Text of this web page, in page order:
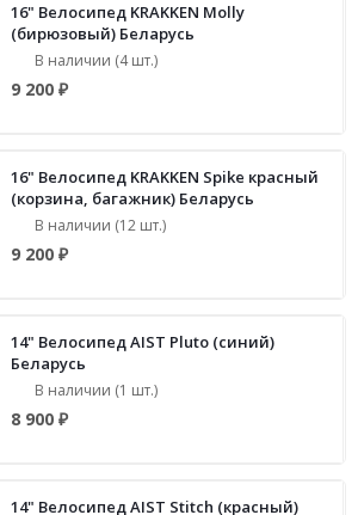
16" Велосипед KRAKKEN Molly
(бирюзовый) Беларусь
В наличии (4 шт.)
9 200 ₽
16" Велосипед KRAKKEN Spike красный
(корзина, багажник) Беларусь
В наличии (12 шт.)
9 200 ₽
14" Велосипед AIST Pluto (синий)
Беларусь
В наличии (1 шт.)
8 900 ₽
14" Велосипед AIST Stitch (красный)